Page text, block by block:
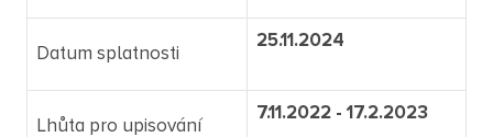
Datum splatnosti
25.11.2024
Lhůta pro upisování
7.11.2022 - 17.2.2023